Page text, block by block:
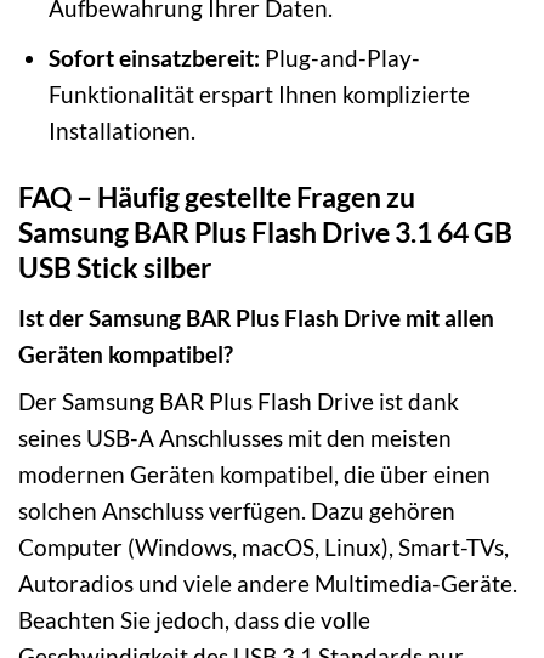
Aufbewahrung Ihrer Daten.
Sofort einsatzbereit: Plug-and-Play-
Funktionalität erspart Ihnen komplizierte
Installationen.
FAQ – Häufig gestellte Fragen zu
Samsung BAR Plus Flash Drive 3.1 64 GB
USB Stick silber
Ist der Samsung BAR Plus Flash Drive mit allen
Geräten kompatibel?
Der Samsung BAR Plus Flash Drive ist dank
seines USB-A Anschlusses mit den meisten
modernen Geräten kompatibel, die über einen
solchen Anschluss verfügen. Dazu gehören
Computer (Windows, macOS, Linux), Smart-TVs,
Autoradios und viele andere Multimedia-Geräte.
Beachten Sie jedoch, dass die volle